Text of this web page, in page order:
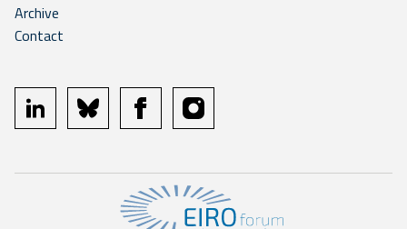
Archive
Contact
linkedin bluesky facebookinstagram